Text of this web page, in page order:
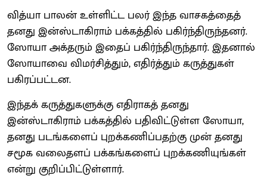
வித்யா பாலன் உள்ளிட்ட பலர் இந்த வாசகத்தைத்
தனது இன்ஸ்டாகிராம் பக்கத்தில் பகிர்ந்திருந்தனர்.
ஸோயா அக்தரும் இதைப் பகிர்ந்திருந்தார். இதனால்
ஸோயாவை விமர்சித்தும், எதிர்த்தும் கருத்துகள்
பகிரப்பட்டன.
இந்தக் கருத்துகளுக்கு எதிராகத் தனது
இன்ஸ்டாகிராம் பக்கத்தில் பதிவிட்டுள்ள ஸோயா,
தனது படங்களைப் புறக்கணிப்பதற்கு முன் தனது
சமூக வலைதளப் பக்கங்களைப் புறக்கணியுங்கள்
என்று குறிப்பிட்டுள்ளார்.